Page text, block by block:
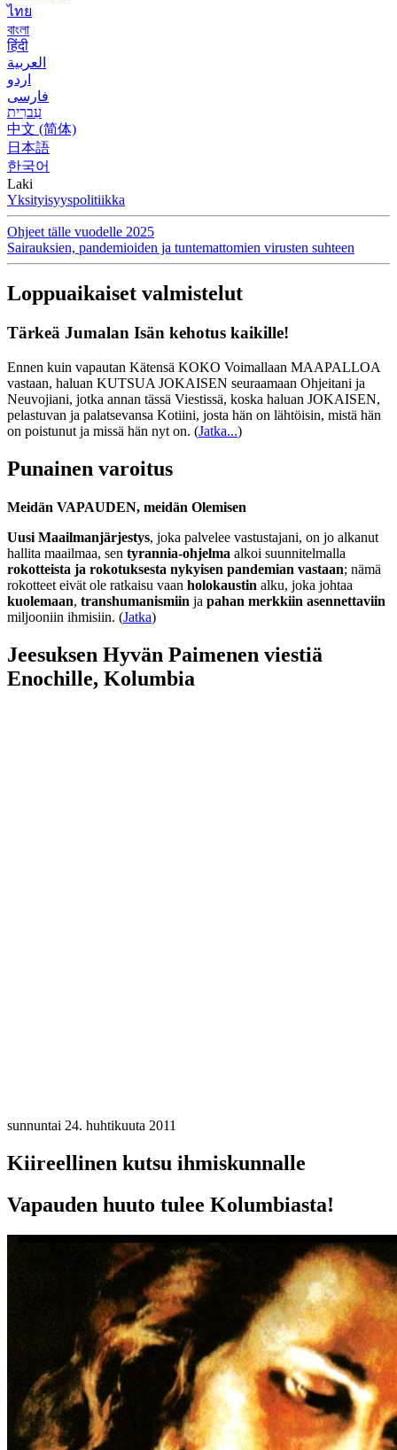
ไทย
বাংলা
हिंदी
العربية
اردو
فارسی
עִברִית
中文 (简体)
日本語
한국어
Laki
Yksityisyyspolitiikka
Ohjeet tälle vuodelle 2025
Sairauksien, pandemioiden ja tuntemattomien virusten suhteen
Loppuaikaiset valmistelut
Tärkeä Jumalan Isän kehotus kaikille!
Ennen kuin vapautan Kätensä KOKO Voimallaan MAAPALLOA
vastaan, haluan KUTSUA JOKAISEN seuraamaan Ohjeitani ja
Neuvojiani, jotka annan tässä Viestissä, koska haluan JOKAISEN,
pelastuvan ja palatsevansa Kotiini, josta hän on lähtöisin, mistä hän
on poistunut ja missä hän nyt on. (Jatka...)
Punainen varoitus
Meidän VAPAUDEN, meidän Olemisen
Uusi Maailmanjärjestys, joka palvelee vastustajani, on jo alkanut
hallita maailmaa, sen tyrannia-ohjelma alkoi suunnitelmalla
rokotteista ja rokotuksesta nykyisen pandemian vastaan; nämä
rokotteet eivät ole ratkaisu vaan holokaustin alku, joka johtaa
kuolemaan, transhumanismiin ja pahan merkkiin asennettaviin
miljooniin ihmisiin. (Jatka)
Jeesuksen Hyvän Paimenen viestiä
Enochille, Kolumbia
sunnuntai 24. huhtikuuta 2011
Kiireellinen kutsu ihmiskunnalle
Vapauden huuto tulee Kolumbiasta!